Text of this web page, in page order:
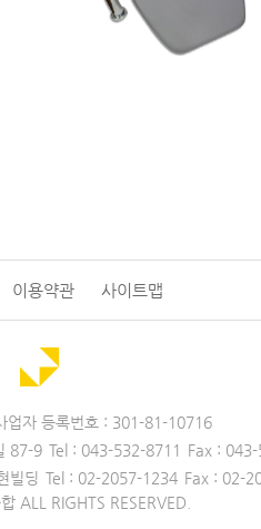
이용약관 사이트맵
업자 등록번호 : 301-81-10716
87-9 Tel : 043-532-8711
Fax :
빌딩 Tel : 02-2057-1234 Fax : 02-
ALL RIGHTS RESERVED.